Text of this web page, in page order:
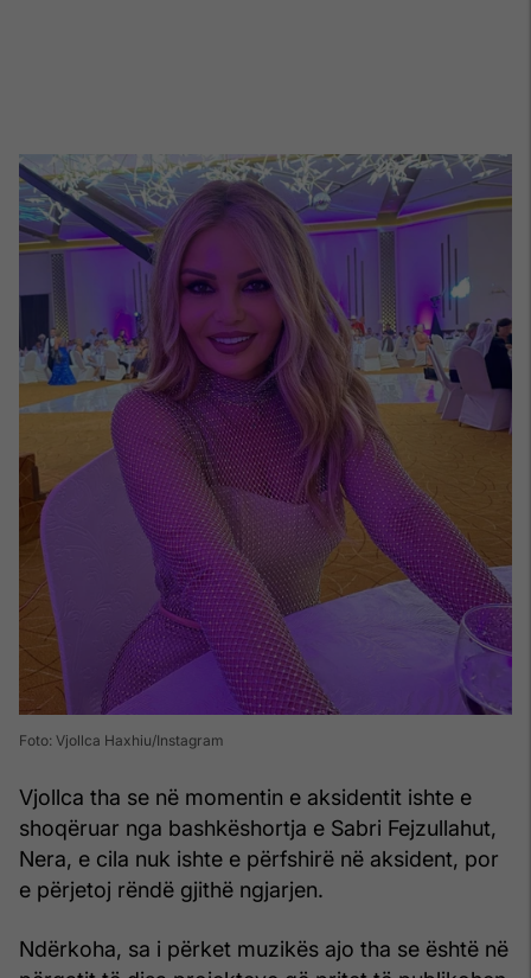
Foto: Vjollca Haxhiu/Instagram
Vjollca tha se në momentin e aksidentit ishte e
shoqëruar nga bashkëshortja e Sabri Fejzullahut,
Nera, e cila nuk ishte e përfshirë në aksident, por
e përjetoj rëndë gjithë ngjarjen.
Ndërkoha, sa i përket muzikës ajo tha se është në